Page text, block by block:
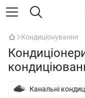
Кондиціонування
Канальні